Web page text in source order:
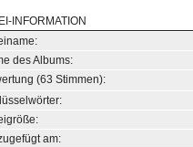
INFORMATION
des Albums:
(63 Stimmen):
am: